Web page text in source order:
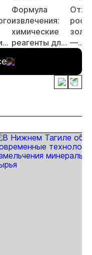
Формула
извлечения:
химические
реагенты для —